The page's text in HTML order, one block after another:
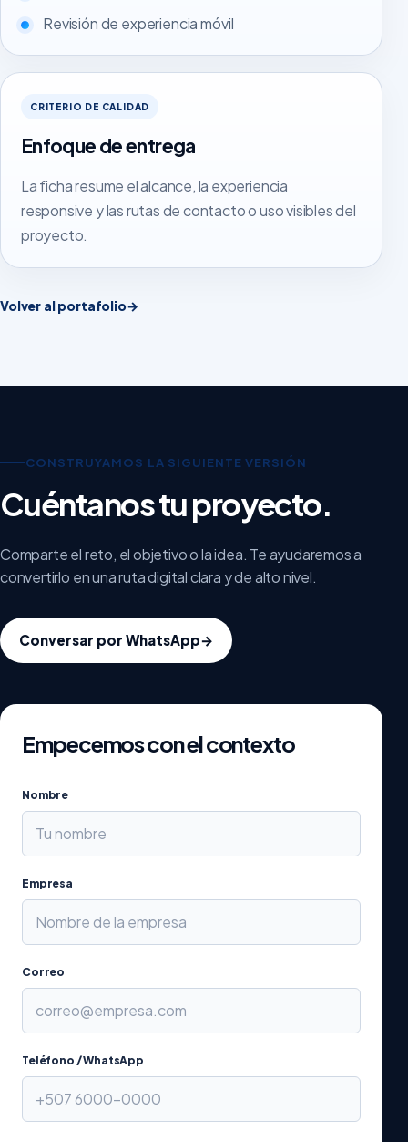
Revisión de experiencia móvil
CRITERIO DE CALIDAD
Enfoque de entrega
La ficha resume el alcance, la experiencia
responsive y las rutas de contacto o uso visibles del
proyecto.
Volver al portafolio→
CONSTRUYAMOS LA SIGUIENTE VERSIÓN
Cuéntanos tu proyecto.
Comparte el reto, el objetivo o la idea. Te ayudaremos a
convertirlo en una ruta digital clara y de alto nivel.
Conversar por WhatsApp→
Empecemos con el contexto
Nombre
Empresa
Correo
Teléfono / WhatsApp